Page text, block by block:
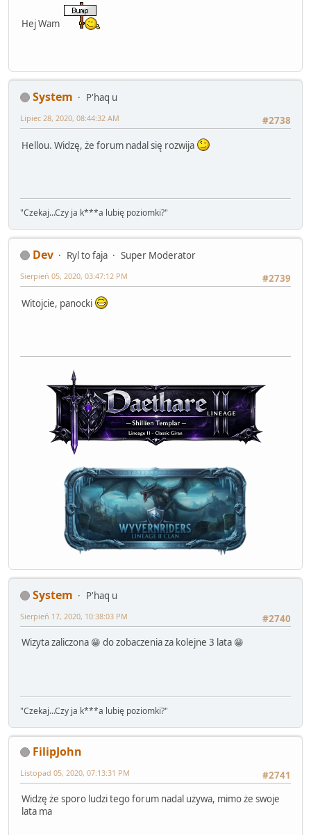
Hej Wam
System
P'haq u
#2738
Lipiec 28, 2020, 08:44:32 AM
Hellou. Widzę, że forum nadal się rozwija
"Czekaj...Czy ja k***a lubię poziomki?"
Dev Ryl to faja
Super Moderator
#2739
Sierpień 05, 2020, 03:47:12 PM
Witojcie, panocki
System
P'haq u
#2740
Sierpień 17, 2020, 10:38:03 PM
Wizyta zaliczona 😁 do zobaczenia za kolejne 3 lata 😁
"Czekaj...Czy ja k***a lubię poziomki?"
FilipJohn
#2741
Listopad 05, 2020, 07:13:31 PM
Widzę że sporo ludzi tego forum nadal używa, mimo że swoje
lata ma